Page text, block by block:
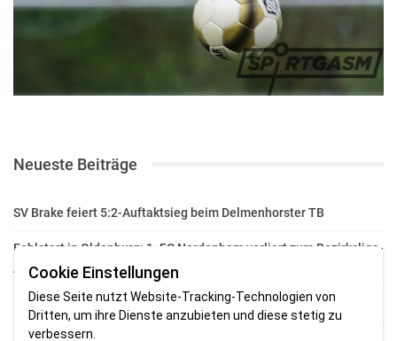
Neueste Beiträge
SV Brake feiert 5:2-Auftaktsieg beim Delmenhorster TB
Fehlstart in Oldenburg: 1. FC Nordenham verliert zum Bezirksliga-
Auftakt
Fußball in der Wesermarsch: Die Bilder vom Wochenende
Cookie Einstellungen
Diese Seite nutzt Website-Tracking-Technologien von
Dritten, um ihre Dienste anzubieten und diese stetig zu
verbessern.